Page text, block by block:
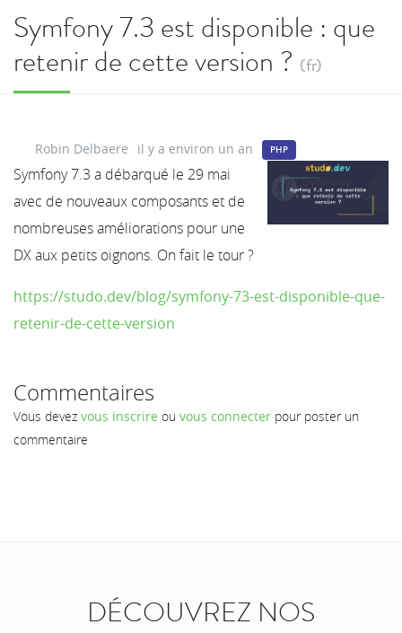
Symfony 7.3 est disponible : que
retenir de cette version ? (fr)
Robin Delbaere il y a environ un an PHP
Symfony 7.3 a débarqué le 29 mai
avec de nouveaux composants et de
nombreuses améliorations pour une
DX aux petits oignons. On fait le tour ?
https://studo.dev/blog/symfony-73-est-disponible-que-
retenir-de-cette-version
Commentaires
Vous devez vous inscrire ou vous connecter pour poster un
commentaire
DÉCOUVREZ NOS